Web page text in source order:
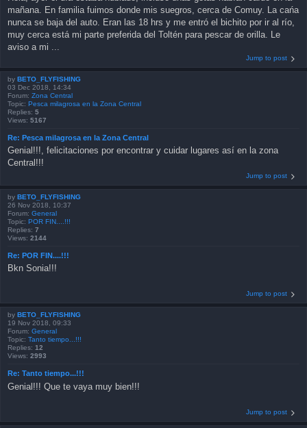
mañana. En familia fuimos donde mis suegros, cerca de Comuy. La cańa
nunca se baja del auto. Eran las 18 hrs y me entró el bichito por ir al río,
muy cerca está mi parte preferida del Toltén para pescar de orilla. Le
aviso a mi ...
Jump to post
by BETO_FLYFISHING
03 Dec 2018, 14:34
Forum: Zona Central
Topic: Pesca milagrosa en la Zona Central
Replies: 5
Views: 5167
Re: Pesca milagrosa en la Zona Central
Genial!!!, felicitaciones por encontrar y cuidar lugares así en la zona
Central!!!
Jump to post
by BETO_FLYFISHING
26 Nov 2018, 10:37
Forum: General
Topic: POR FIN....!!!
Replies: 7
Views: 2144
Re: POR FIN....!!!
Bkn Sonia!!!
Jump to post
by BETO_FLYFISHING
19 Nov 2018, 09:33
Forum: General
Topic: Tanto tiempo...!!!
Replies: 12
Views: 2993
Re: Tanto tiempo...!!!
Genial!!! Que te vaya muy bien!!!
Jump to post